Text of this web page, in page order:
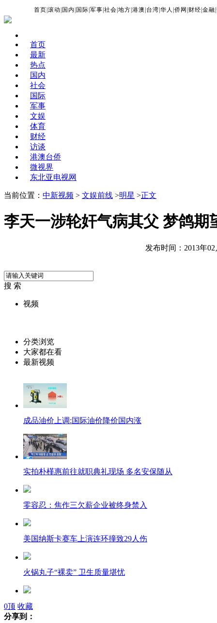
首页 |滚动 国内 国际 |军事 |社会 |地方 |港澳 台湾 |华人 |侨网 财经 |金融 |
首页
最新
热点
国内
社会
国际
军事
文娱
体育
财经
访谈
港澳台侨
微视界
东北亚电视网
当前位置： 中新视频 > 文娱前线 >明星 >正文
李天一涉轮奸气病其父 梦鸽期
发布时间：2013年02
搜 索
视频
分类浏览
大家都在看
最新视频
成品油价上调:国际油价降价国内涨
实拍朴槿惠前往就职典礼现场 多名安保随从
零容忍：焦作三欠薪企业被终身禁入
美国纳斯卡赛车上演连环撞致29人伤
火锅丸子“裸卖” 卫生质量堪忧
出差途中"顺道"抓小偷 上海警察扬州赢赞誉
0顶 收藏
分享到：